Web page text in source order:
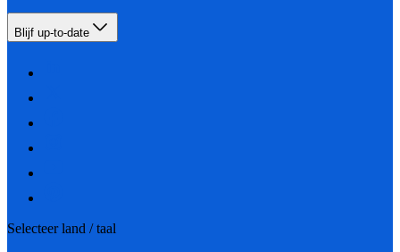
Blijf up-to-date
Selecteer land / taal